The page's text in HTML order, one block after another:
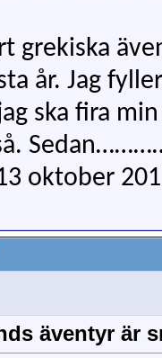
grekiska
år. Jag
ska fira
oktober
äventyr är